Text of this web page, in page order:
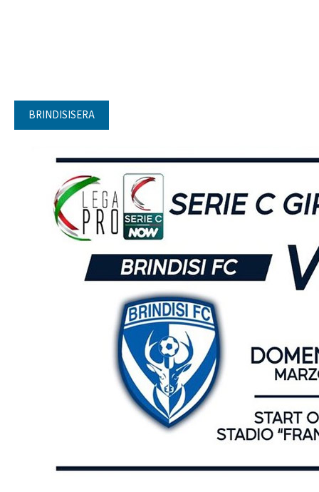
BRINDISISERA